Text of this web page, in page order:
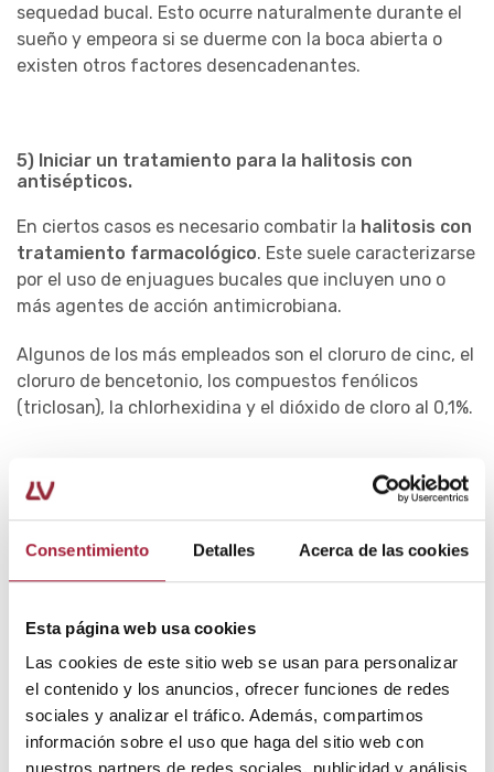
Consentimiento Detalles Acerca de las cookies
Esta página web usa cookies
Las cookies de este sitio web se usan para personalizar
el contenido y los anuncios, ofrecer funciones de redes
sociales y analizar el tráfico. Además, compartimos
información sobre el uso que haga del sitio web con
sequedad bucal. Esto ocurre naturalmente durante el
sueño y empeora si se duerme con la boca abierta o
existen otros factores desencadenantes.
5) Iniciar un tratamiento para la halitosis con
antisépticos.
En ciertos casos es necesario combatir la halitosis con
tratamiento farmacológico. Este suele caracterizarse
por el uso de enjuagues bucales que incluyen uno o
más agentes de acción antimicrobiana.
Algunos de los más empleados son el cloruro de cinc, el
cloruro de bencetonio, los compuestos fenólicos
(triclosan), la chlorhexidina y el dióxido de cloro al 0,1%.
En caso de que las medidas para combatir la halitosis
acudir siempre al especialista. También es
recomendable realizar revisiones odontológicas de